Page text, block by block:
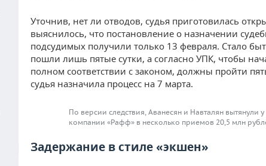
Уточнив, нет ли отводов, судья приготовилась
выяснилось, что постановление о назначении
подсудимых получили только 13 февраля. Стало
пошли лишь пятые сутки, а согласно УПК, чтобы
полном соответствии с законом, должны пройти
судья назначила процесс на 7 марта.
По версии следствия, Аванесян и Навталян вытянули
компании «Рафф» в несколько приемов 20,5 млн
Задержание в стиле «экшен»